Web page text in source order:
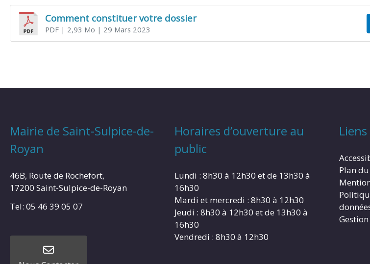
Comment constituer votre dossier
PDF| 2,93 Mo | 29 Mars 2023
Mairie de Saint-Sulpice-de-
Royan
46B, Route de Rochefort,
17200 Saint-Sulpice-de-Royan
Tel: 05 46 39 05 07
Horaires d’ouverture au
public
Lundi : 8h30 à 12h30 et de 13h30 à
16h30
Mardi et mercredi : 8h30 à 12h30
Jeudi : 8h30 à 12h30 et de 13h30 à
16h30
Vendredi : 8h30 à 12h30
Liens
Plan